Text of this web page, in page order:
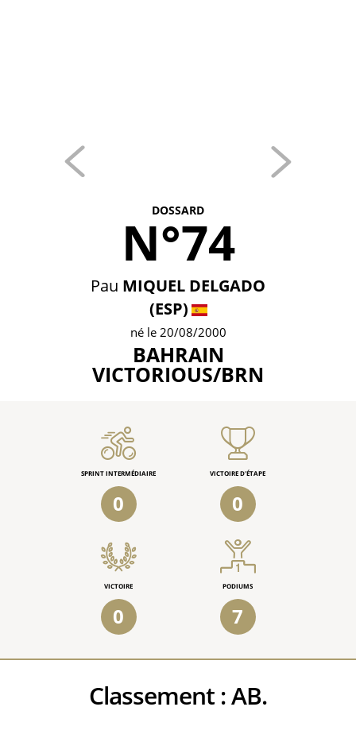
DOSSARD
N°74
Pau MIQUEL DELGADO
(ESP)
né le 20/08/2000
BAHRAIN
VICTORIOUS/BRN
SPRINT INTERMÉDIAIRE
0
VICTOIRE D'ÉTAPE
0
VICTOIRE
0
PODIUMS
7
Classement :AB.